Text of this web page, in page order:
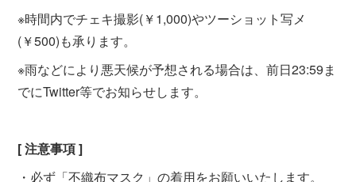
※時間内でチェキ撮影(￥1,000)やツーショット写メ
(￥500)も承ります。
※雨などにより悪天候が予想される場合は、前日23:59ま
でにTwitter等でお知らせします。
[ 注意事項 ]
・必ず「不織布マスク」の着用をお願いいたします。